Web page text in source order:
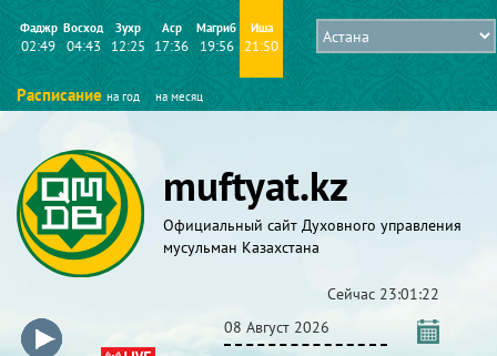
Фаджр
02:49
Восход
04:43
Зухр
12:25
Аср
17:36
Магриб
19:56
Иша
21:50
Расписание на год на месяц
muftyat.kz
Официальный сайт Духовного управления
мусульман Казахстана
Сейчас 23:01:22
08 Август 2026